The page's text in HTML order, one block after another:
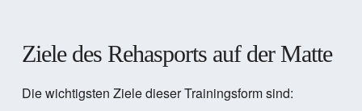
Ziele des Rehasports auf der Matte
Die wichtigsten Ziele dieser Trainingsform sind: